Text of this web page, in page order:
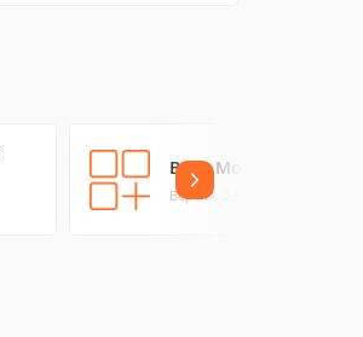
Baby Monitor
Версия: 2.3